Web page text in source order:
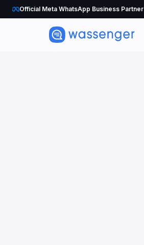
Official Meta WhatsApp Business Partner